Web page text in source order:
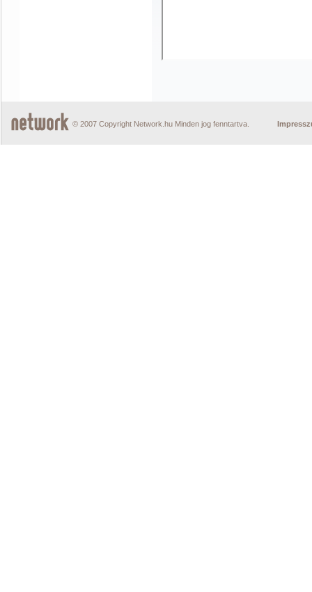
© 2007 Copyright Network.hu Minden jog fenntartva.